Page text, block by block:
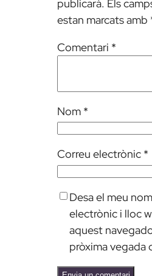
publicarà. Els
estan marcats amb
Comentari *
Nom *
Correu electrònic *
Desa el meu
electrònic i lloc
aquest
pròxima vegada